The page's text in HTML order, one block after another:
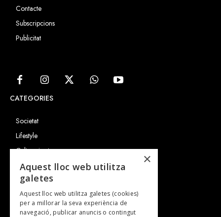
Contacte
Subscripcions
Publicitat
CATEGORIES
Societat
Lifestyle
Cultura i art
Entrevistes
Gastronomia
TV
Plans per fer
×
Aquest lloc web utilitza
galetes
Aquest lloc web utilitza galetes (cookies)
per a millorar la seva experiència de
navegació, publicar anuncis o contingut